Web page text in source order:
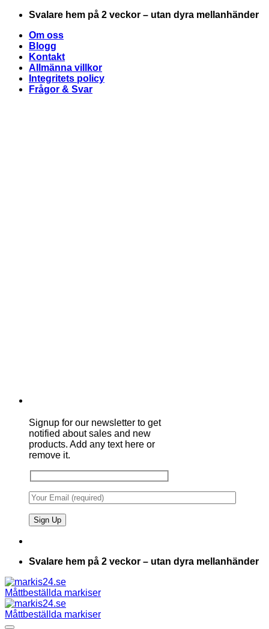
Skip
content
Svalare hem på 2 veckor – utan dyra mellanhänder
Om oss
Blogg
Kontakt
Allmänna villkor
Integritets policy
Frågor & Svar
Signup for our newsletter to get
notified about sales and new
products. Add any text here or
remove it.
Svalare hem på 2 veckor – utan dyra mellanhänder